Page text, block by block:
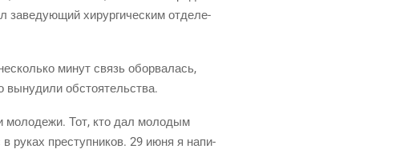
заве­ду­ю­щий хирур­ги­че­ским отде­ле­
минут связь обо­рва­лась,
выну­ди­ли обстоятельства.
моло­де­жи. Тот, кто дал моло­дым
руках пре­ступ­ни­ков. 29 июня я напи­